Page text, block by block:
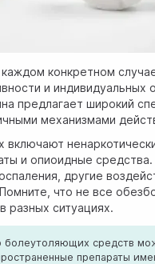
конкретном
и индивидуальных
предлагает широкий
механизмами
и опиоидные
другие
что не все
разных ситуациях.
болеутоляющих средств
препараты